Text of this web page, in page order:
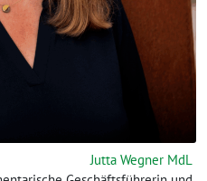
Jutta Wegner MdL